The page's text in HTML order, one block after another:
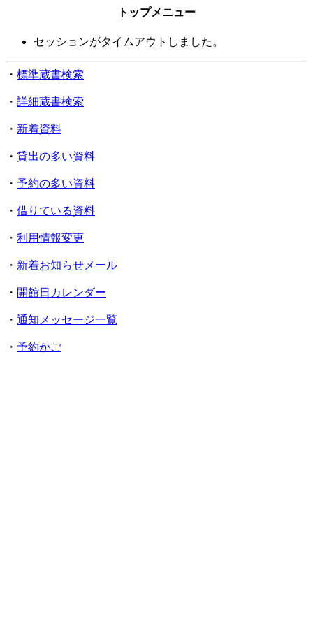
トップメニュー
セッションがタイムアウトしました。
・ 標準蔵書検索
・ 詳細蔵書検索
・ 新着資料
・ 貸出の多い資料
・ 予約の多い資料
・ 借りている資料
・ 利用情報変更
・ 新着お知らせメール
・ 開館日カレンダー
・ 通知メッセージ一覧
・ 予約かご